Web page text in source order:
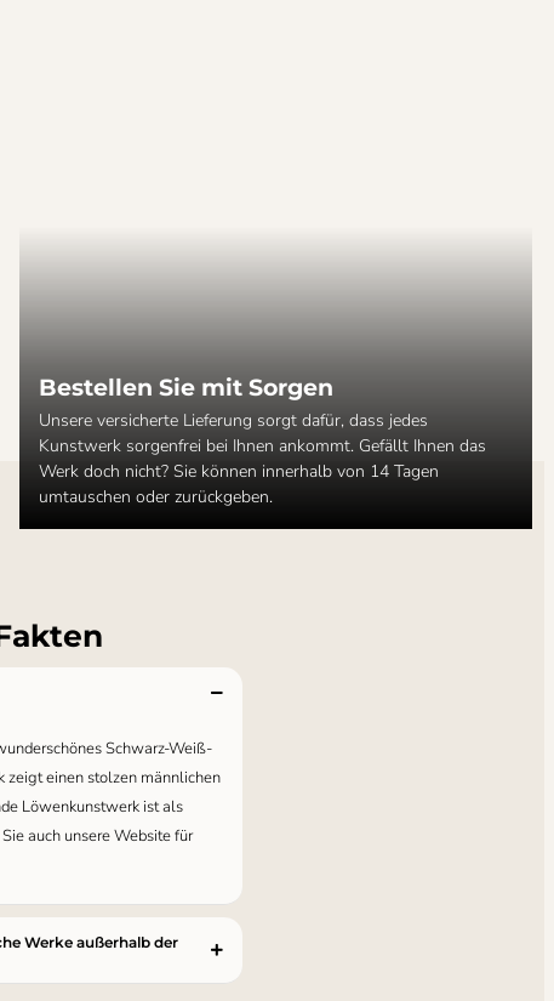
Bestellen Sie mit Sorgen
Unsere versicherte Lieferung sorgt dafür, dass jedes
Kunstwerk sorgenfrei bei Ihnen ankommt. Gefällt Ihnen das
Werk doch nicht? Sie können innerhalb von 14 Tagen
umtauschen oder zurückgeben.
Schwarz-Weiß-
zeigt einen stolzen männlichen
Löwenkunstwerk ist als
auch unsere Website für
Werke außerhalb der